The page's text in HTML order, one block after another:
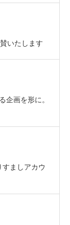
いたします
画を形に。
ましアカウ